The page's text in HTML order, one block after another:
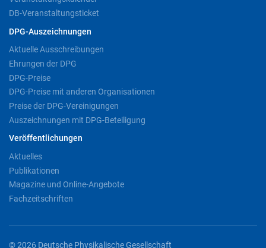
DB-Veranstaltungsticket
DPG-Auszeichnungen
Aktuelle Ausschreibungen
Ehrungen der DPG
DPG-Preise
DPG-Preise mit anderen Organisationen
Preise der DPG-Vereinigungen
Auszeichnungen mit DPG-Beteiligung
Veröffentlichungen
Aktuelles
Publikationen
Magazine und Online-Angebote
Fachzeitschriften
© 2026 Deutsche Physikalische Gesellschaft